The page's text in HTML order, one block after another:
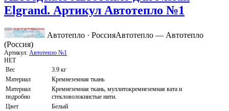
Elgrand. Артикул Автотепло №1
Автотепло · РоссияАвтотепло — Автотепло
(Россия)
Артикул: Автотепло №1
НЕТ
Вес
3.9 кг
Материал
Кремнеземная ткань
Материал
подробно
Кремнеземная ткань, муллитокремнеземная вата и
стекловолокнистые нити.
Цвет
Белый